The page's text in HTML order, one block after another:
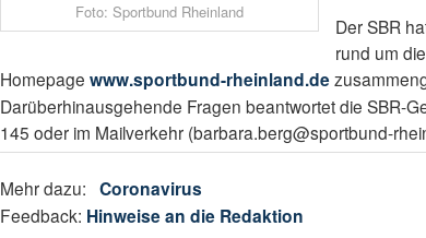
Foto: Sportbund Rheinland
Der SBR
rund um
Homepagewww.sportbund-rheinland.de
Darüberhinausgehende Fragen beantwortet die SBR-
145 oder im Mailverkehr (barbara.berg@sportbund-
Mehr dazu:Coronavirus
Feedback: Hinweise an die Redaktion